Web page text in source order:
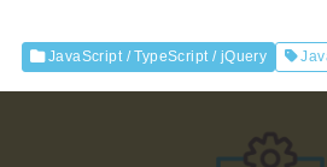
JavaScript / TypeScript / jQuery